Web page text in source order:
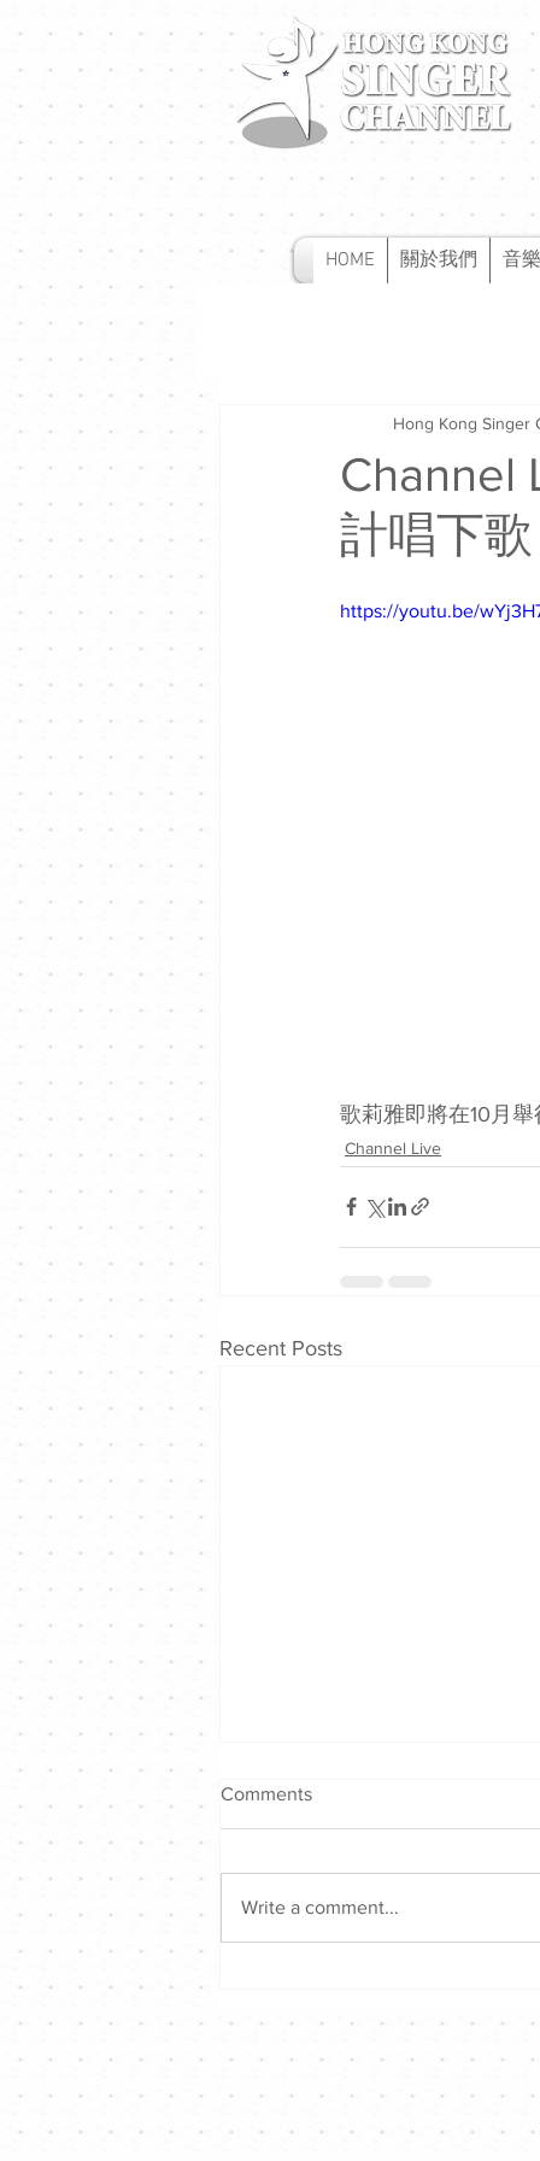
HOME 關於我們 音
Channel
計唱下歌
Hong Kong Singer
https://youtu.be/
歌莉雅即將在10月
Channel Live
Recent Posts
Comments
Write a comment...